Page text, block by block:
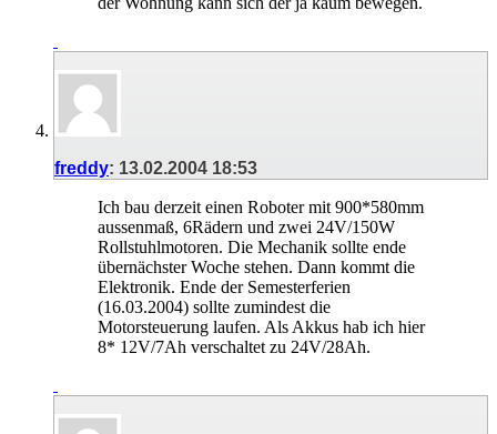
freddy: 13.02.2004 18:53
Ich bau derzeit einen Roboter mit 900*580mm
aussenmaß, 6Rädern und zwei 24V/150W
Rollstuhlmotoren. Die Mechanik sollte ende
übernächster Woche stehen. Dann kommt die
Elektronik. Ende der Semesterferien
(16.03.2004) sollte zumindest die
Motorsteuerung laufen. Als Akkus hab ich hier
8* 12V/7Ah verschaltet zu 24V/28Ah.